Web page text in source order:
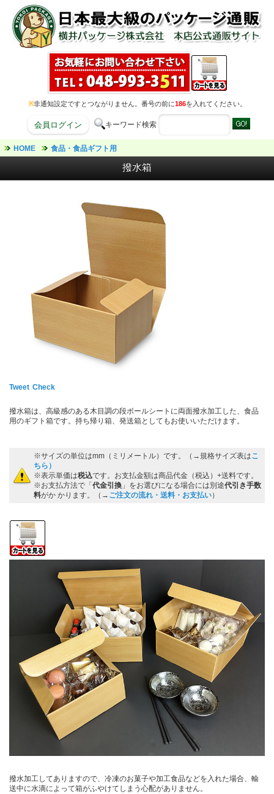
※非通知設定ですとつながりません。番号の前に186を入れてください。
会員ログイン キーワード検索
HOME 食品・食品ギフト用
撥水箱
Tweet Check
撥水箱は、高級感のある木目調の段ボールシートに両面撥水加工した、食品
用のギフト箱です。持ち帰り箱、発送箱としてもお使いいただけます。
※サイズの単位はmm（ミリメートル）です。（→規格サイズ表はこ
ちら）
※表示単価は税込です。お支払金額は商品代金（税込）+送料です。
※お支払方法で「代金引換 」をお選びになる場合には別途代引き手数
料がか かります。（→ ご注文の流れ・送料・お支払い）
撥水加工してありますので、冷凍のお菓子や加工食品などを入れた場合、輸
送中に水滴によって箱がふやけてしまう心配がありません。